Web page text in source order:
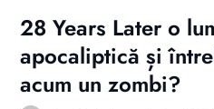
28 Years Later o
apocaliptică și
acum un zombi?